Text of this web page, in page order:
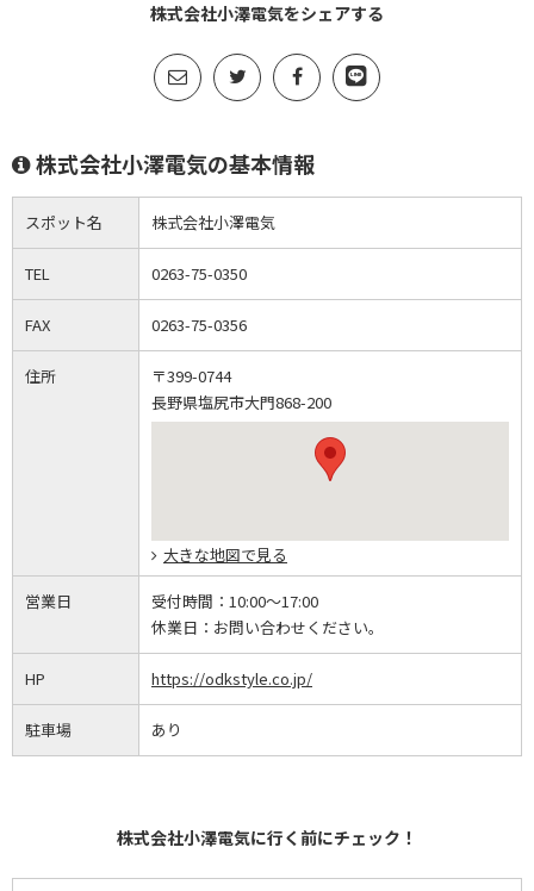
株式会社小澤電気をシェアする
株式会社小澤電気の基本情報
スポット名 株式会社小澤電気
TEL 0263-75-0350
FAX 0263-75-0356
住所
〒399-0744
長野県塩尻市大門868-200
大きな地図で見る
営業日 受付時間： 10:00～17:00
休業日： お問い合わせください。
HP https://odkstyle.co.jp/
駐車場 あり
株式会社小澤電気に行く前にチェック！